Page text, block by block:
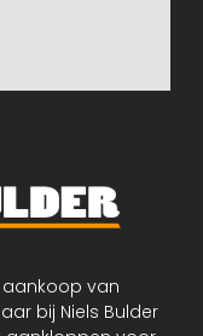
van
bij Niels Bulder